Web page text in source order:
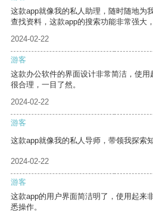
这款app就像我的私人助理，随时随地为
查找资料，这款app的搜索功能非常强大
2024-02-22
游客
这款办公软件的界面设计非常简洁，使
很合理，一目了然。
2024-02-22
游客
这款app就像我的私人导师，带领我探索
2024-02-22
游客
这款app的用户界面简洁明了，使用起来
悉操作。